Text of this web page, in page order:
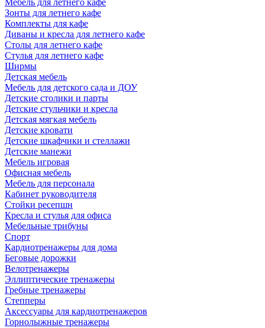
Мебель для летнего кафе
Зонты для летнего кафе
Комплекты для кафе
Диваны и кресла для летнего кафе
Столы для летнего кафе
Стулья для летнего кафе
Ширмы
Детская мебель
Мебель для детского сада и ДОУ
Детские столики и парты
Детские стульчики и кресла
Детская мягкая мебель
Детские кровати
Детские шкафчики и стеллажи
Детские манежи
Мебель игровая
Офисная мебель
Мебель для персонала
Кабинет руководителя
Стойки ресепшн
Кресла и стулья для офиса
Мебельные трибуны
Спорт
Кардиотренажеры для дома
Беговые дорожки
Велотренажеры
Эллиптические тренажеры
Гребные тренажеры
Степперы
Аксессуары для кардиотренажеров
Горнолыжные тренажеры